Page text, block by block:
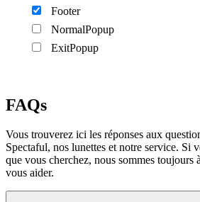
Footer
NormalPopup
ExitPopup
FAQs
Vous trouverez ici les réponses aux
Spectaful, nos lunettes et notre service. Si
que vous cherchez, nous sommes toujours
vous aider.